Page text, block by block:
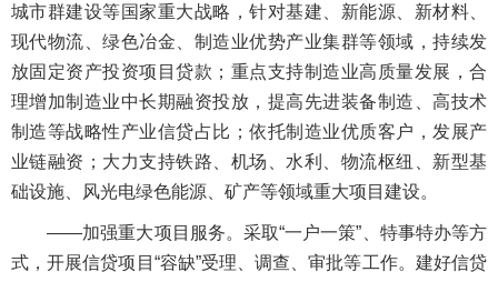
城市群建设等国家重大战略，针对基建、新能源、新材料、
现代物流、绿色冶金、制造业优势产业集群等领域，持续发
放固定资产投资项目贷款；重点支持制造业高质量发展，合
理增加制造业中长期融资投放，提高先进装备制造、高技术
制造等战略性产业信贷占比；依托制造业优质客户，发展产
业链融资；大力支持铁路、机场、水利、物流枢纽、新型基
础设施、风光电绿色能源、矿产等领域重大项目建设。
——加强重大项目服务。采取“一户一策”、特事特办等方
式，开展信贷项目“容缺”受理、调查、审批等工作。建好信贷